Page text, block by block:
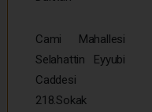
Cami Mahallesi
Selahattin Eyyubi
Caddesi
218.Sokak